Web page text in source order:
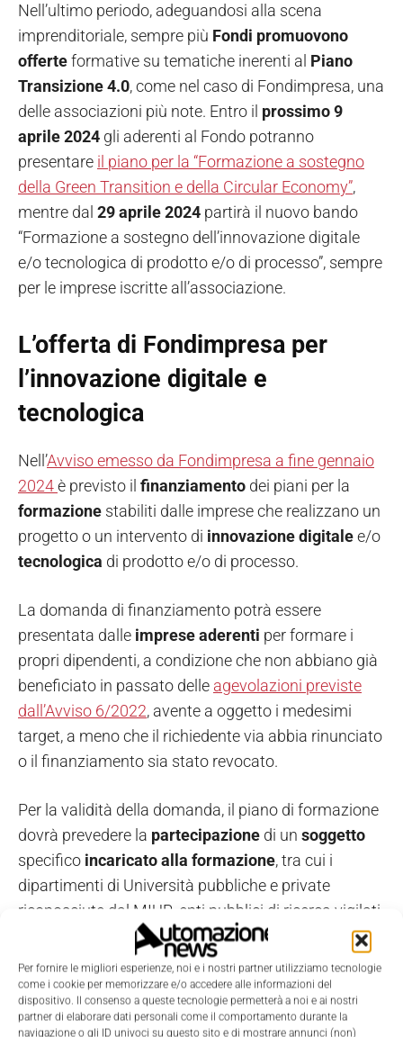
Per fornire le migliori esperienze, noi e i nostri partner utilizziamo tecnologie
come i cookie per memorizzare e/o accedere alle informazioni del
dispositivo. Il consenso a queste tecnologie permetterà a noi e ai nostri
partner di elaborare dati personali come il comportamento durante la
navigazione o gli ID univoci su questo sito e di mostrare annunci (non)
Nell’ultimo periodo, adeguandosi alla scena
imprenditoriale, sempre più Fondi promuovono
offerteformative su tematiche inerenti al Piano
Transizione 4.0, come nel caso di Fondimpresa, una
delle associazioni più note. Entro il prossimo 9
aprile 2024 gli aderenti al Fondo potranno
presentare il piano per la “Formazione a sostegno
della Green Transition e della Circular Economy”,
mentre dal 29 aprile2024 partirà il nuovo bando
“Formazione a sostegno dell’innovazione digitale
e/o tecnologica di prodotto e/o di processo”, sempre
per le imprese iscritte all’associazione.
L’offerta di Fondimpresa per
l’innovazione digitale e
tecnologica
Nell’Avviso emesso da Fondimpresa a fine gennaio
2024è previsto il finanziamento dei piani per la
formazione stabiliti dalle imprese che realizzano un
progetto o un intervento di innovazione digitalee/o
tecnologica di prodotto e/o di processo.
La domanda di finanziamento potrà essere
presentata dalle imprese aderenti per formare i
propri dipendenti, a condizione che non abbiano già
beneficiato in passato delle agevolazioni previste
dall’Avviso 6/2022, avente a oggetto i medesimi
target, a meno che il richiedente via abbia rinunciato
o il finanziamento sia stato revocato.
Per la validità della domanda, il piano di formazione
dovrà prevedere la partecipazione di un soggetto
specifico incaricato alla formazione, tra cui i
dipartimenti di Università pubbliche e private
riconosciute dal MIUR, enti pubblici di ricerca vigilati
dal MIUR, Centri nazionali di competenza ad alta
specializzazione selezionati dal MIMIT o altri
Organismi di ricerca.